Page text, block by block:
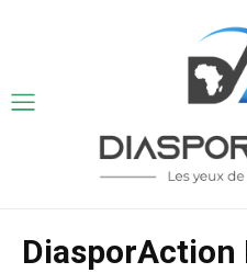
DiasporAction